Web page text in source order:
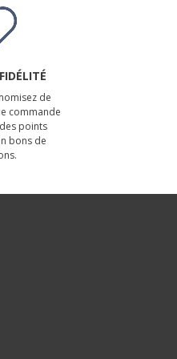
de
commande
points
bons de